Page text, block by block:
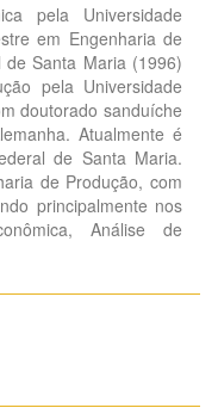
pela Universidade
em Engenharia de
de Santa Maria (1996)
pela Universidade
doutorado sanduíche
Atualmente é
de Santa Maria.
de Produção, com
principalmente nos
Análise de